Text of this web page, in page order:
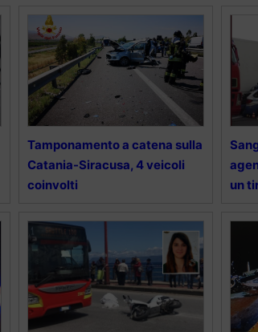
Tamponamento a catena sulla
Catania-Siracusa, 4 veicoli
coinvolti
un